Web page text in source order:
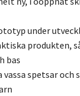
under
produkten,
bas
vassa spetsar